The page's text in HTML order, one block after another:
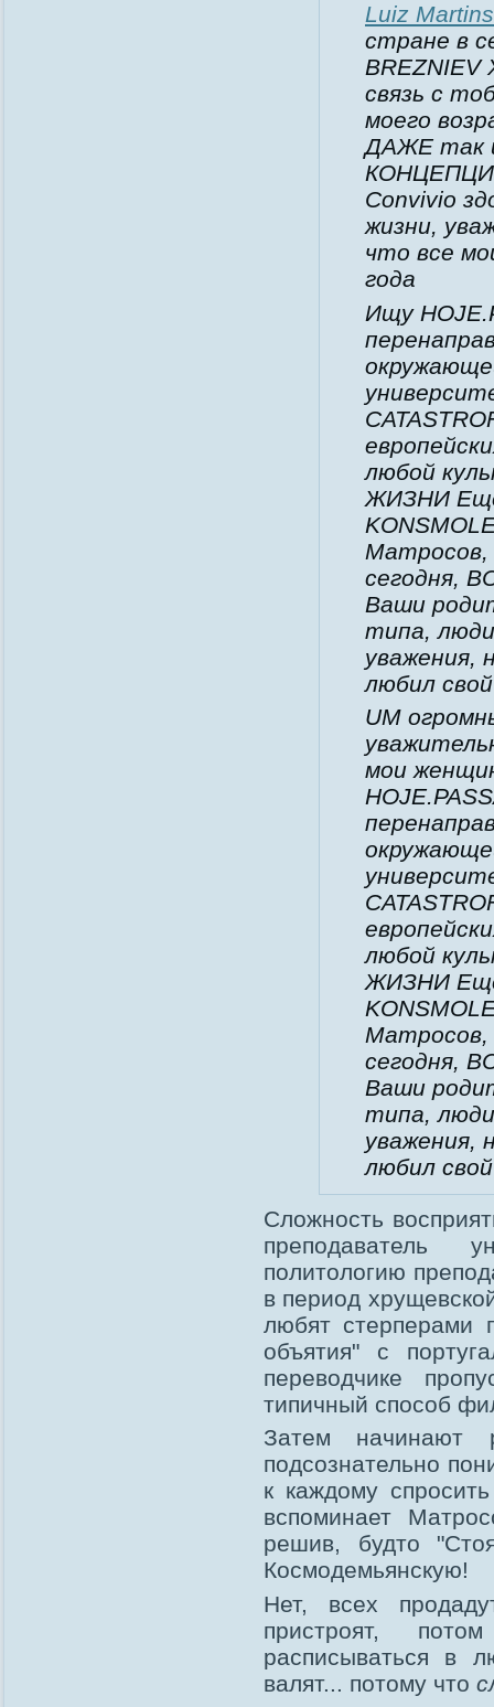
Luiz Martins
стране в
BREZNIEV
связь с
моего
ДАЖЕ так
Convivio
жизни,
что все
года
Ищу
любой
ЖИЗНИ
Матросов,
сегодня,
Ваши
типа,
любил
UM
мои
любой
ЖИЗНИ
Матросов,
сегодня,
Ваши
типа,
любил
Сложность
преподаватель
политологию
в период
любят стерперами
объятия" с
переводчике
типичный способ
Затем начинают
подсознательно
к каждому
вспоминает
решив, будто
Космодемьянскую!
Нет, всех
пристроят,
расписываться в
валят... потому что